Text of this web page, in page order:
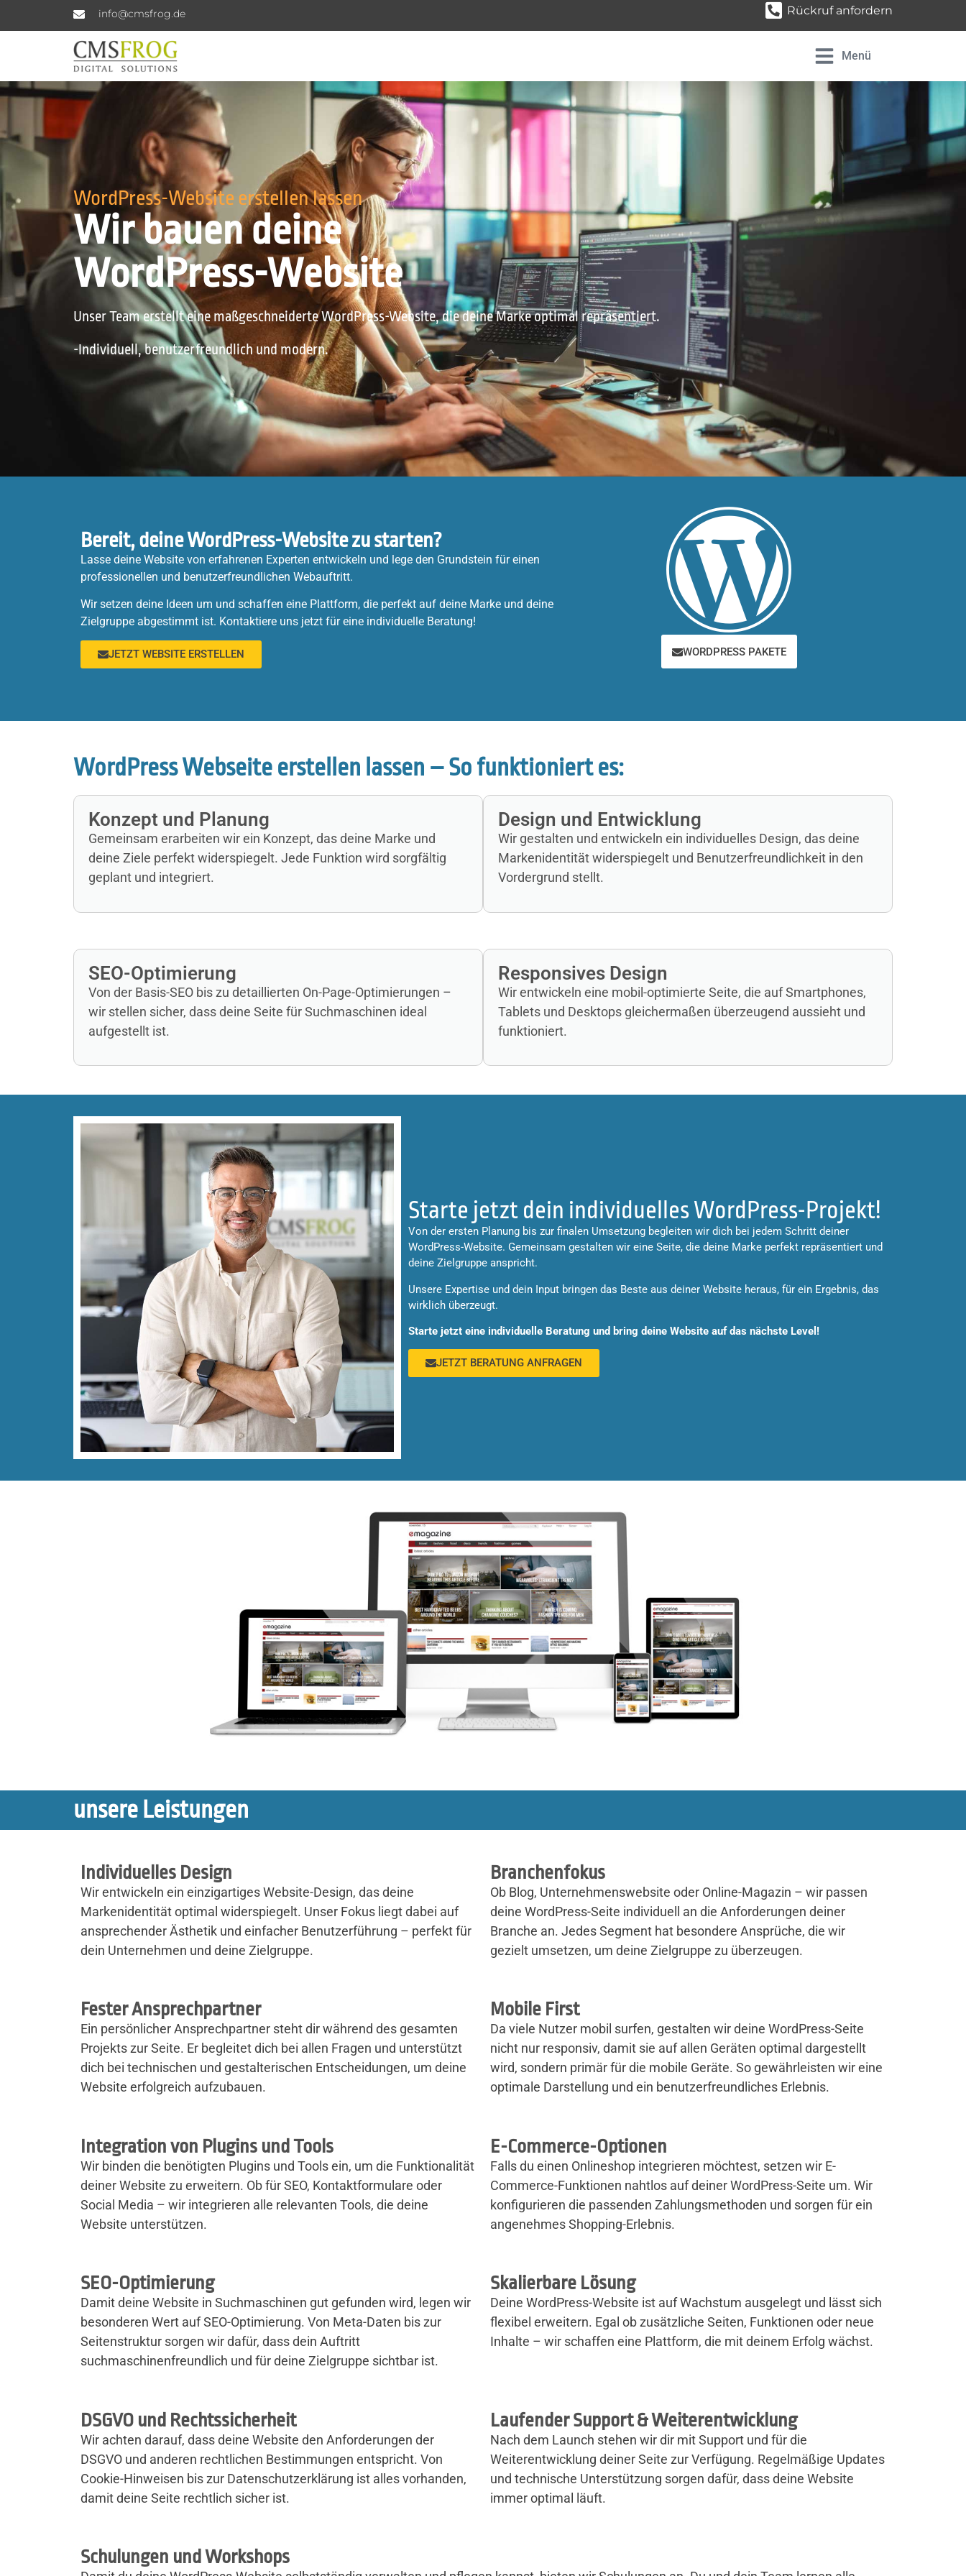
info@cmsfrog.de Rückruf anfordern
Menü
WordPress-Website erstellen lassen
Wir bauen deine
WordPress-Website
Unser Team erstellt eine maßgeschneiderte WordPress-Website, die deine Marke optimal repräsentiert.
-Individuell, benutzerfreundlich und modern.
Bereit, deine WordPress-Website zu starten?
Lasse deine Website von erfahrenen Experten entwickeln und lege den Grundstein für einen
professionellen und benutzerfreundlichen Webauftritt.
Wir setzen deine Ideen um und schaffen eine Plattform, die perfekt auf deine Marke und deine
Zielgruppe abgestimmt ist. Kontaktiere uns jetzt für eine individuelle Beratung!
JETZT WEBSITE ERSTELLEN WORDPRESS PAKETE
WordPress Webseite erstellen lassen – So funktioniert es:
Konzept und Planung
Gemeinsam erarbeiten wir ein Konzept, das deine Marke und
deine Ziele perfekt widerspiegelt. Jede Funktion wird sorgfältig
geplant und integriert.
Design und Entwicklung
Wir gestalten und entwickeln ein individuelles Design, das deine
Markenidentität widerspiegelt und Benutzerfreundlichkeit in den
Vordergrund stellt.
SEO-Optimierung
Von der Basis-SEO bis zu detaillierten On-Page-Optimierungen –
wir stellen sicher, dass deine Seite für Suchmaschinen ideal
aufgestellt ist.
Responsives Design
Wir entwickeln eine mobil-optimierte Seite, die auf Smartphones,
Tablets und Desktops gleichermaßen überzeugend aussieht und
funktioniert.
Starte jetzt dein individuelles WordPress-Projekt!
Von der ersten Planung bis zur finalen Umsetzung begleiten wir dich bei jedem Schritt deiner
WordPress-Website. Gemeinsam gestalten wir eine Seite, die deine Marke perfekt repräsentiert und
deine Zielgruppe anspricht.
Unsere Expertise und dein Input bringen das Beste aus deiner Website heraus, für ein Ergebnis, das
wirklich überzeugt.
Starte jetzt eine individuelle Beratung und bring deine Website auf das nächste Level!
JETZT BERATUNG ANFRAGEN
unsere Leistungen
Individuelles Design
Wir entwickeln ein einzigartiges Website-Design, das deine
Markenidentität optimal widerspiegelt. Unser Fokus liegt dabei auf
ansprechender Ästhetik und einfacher Benutzerführung – perfekt für
dein Unternehmen und deine Zielgruppe.
Branchenfokus
Ob Blog, Unternehmenswebsite oder Online-Magazin – wir passen
deine WordPress-Seite individuell an die Anforderungen deiner
Branche an. Jedes Segment hat besondere Ansprüche, die wir
gezielt umsetzen, um deine Zielgruppe zu überzeugen.
Fester Ansprechpartner
Ein persönlicher Ansprechpartner steht dir während des gesamten
Projekts zur Seite. Er begleitet dich bei allen Fragen und unterstützt
dich bei technischen und gestalterischen Entscheidungen, um deine
Website erfolgreich aufzubauen.
Mobile First
Da viele Nutzer mobil surfen, gestalten wir deine WordPress-Seite
nicht nur responsiv, damit sie auf allen Geräten optimal dargestellt
wird, sondern primär für die mobile Geräte. So gewährleisten wir eine
optimale Darstellung und ein benutzerfreundliches Erlebnis.
Integration von Plugins und Tools
Wir binden die benötigten Plugins und Tools ein, um die Funktionalität
deiner Website zu erweitern. Ob für SEO, Kontaktformulare oder
Social Media – wir integrieren alle relevanten Tools, die deine
Website unterstützen.
E-Commerce-Optionen
Falls du einen Onlineshop integrieren möchtest, setzen wir E-
Commerce-Funktionen nahtlos auf deiner WordPress-Seite um. Wir
konfigurieren die passenden Zahlungsmethoden und sorgen für ein
angenehmes Shopping-Erlebnis.
SEO-Optimierung
Damit deine Website in Suchmaschinen gut gefunden wird, legen wir
besonderen Wert auf SEO-Optimierung. Von Meta-Daten bis zur
Seitenstruktur sorgen wir dafür, dass dein Auftritt
suchmaschinenfreundlich und für deine Zielgruppe sichtbar ist.
Skalierbare Lösung
Deine WordPress-Website ist auf Wachstum ausgelegt und lässt sich
flexibel erweitern. Egal ob zusätzliche Seiten, Funktionen oder neue
Inhalte – wir schaffen eine Plattform, die mit deinem Erfolg wächst.
DSGVO und Rechtssicherheit
Wir achten darauf, dass deine Website den Anforderungen der
DSGVO und anderen rechtlichen Bestimmungen entspricht. Von
Cookie-Hinweisen bis zur Datenschutzerklärung ist alles vorhanden,
damit deine Seite rechtlich sicher ist.
Laufender Support & Weiterentwicklung
Nach dem Launch stehen wir dir mit Support und für die
Weiterentwicklung deiner Seite zur Verfügung. Regelmäßige Updates
und technische Unterstützung sorgen dafür, dass deine Website
immer optimal läuft.
Schulungen und Workshops